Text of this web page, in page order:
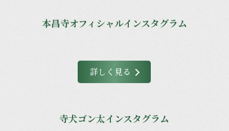
本昌寺オフィシャルインスタグラム
詳しく見る
寺犬ゴン太インスタグラム